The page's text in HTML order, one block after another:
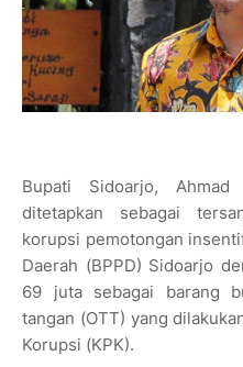
Bupati Sidoarjo,
ditetapkan sebagai
korupsi pemotongan
Daerah (BPPD) Sidoarjo
69 juta sebagai barang
tangan (OTT) yang
Korupsi (KPK).